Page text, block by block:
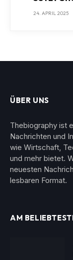
24. APRIL 2025
ÜBER UNS
Thebiography ist
Nachrichten und
wie Wirtschaft,
und mehr bietet.
neuesten
lesbaren Format.
AM